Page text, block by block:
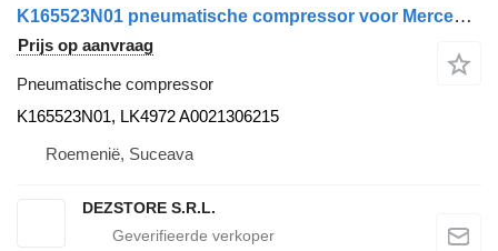
K165523N01 pneumatische compressor voor Mercedes-Benz ACTROS MP4 trekker
Prijs op aanvraag
Pneumatische compressor
K165523N01, LK4972 A0021306215
Roemenië, Suceava
DEZSTORE S.R.L.